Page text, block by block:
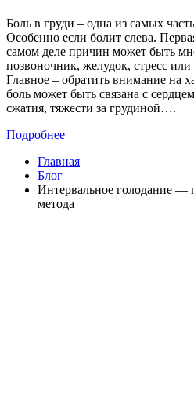
Боль в груди – одна из самых
Особенно если болит слева.
самом деле причин может быть
позвоночник, желудок, стресс или
Главное – обратить внимание на
боль может быть связана с
сжатия, тяжести за грудиной….
Подробнее
Главная
Блог
Интервальное голодание
метода